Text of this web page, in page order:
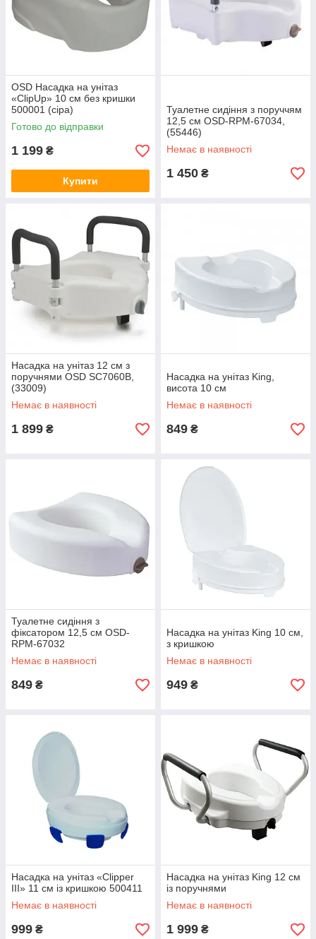
OSD Насадка на унітаз
«ClipUp» 10 см без кришки
500001 (сіра)
Готово до відправки
1 199 ₴
Купити
Туалетне сидіння з поруччям
12,5 см OSD-RPM-67034,
(55446)
Немає в наявності
1 450 ₴
Насадка на унітаз 12 см з
поручнями OSD SC7060B,
(33009)
Немає в наявності
1 899 ₴
Насадка на унітаз King,
висота 10 см
Немає в наявності
849 ₴
Туалетне сидіння з
фіксатором 12,5 см OSD-
RPM-67032
Немає в наявності
849 ₴
Насадка на унітаз King 10 см,
з кришкою
Немає в наявності
949 ₴
Насадка на унітаз «Clipper
III» 11 см із кришкою 500411
Немає в наявності
999 ₴
Насадка на унітаз King 12 см
із поручнями
Немає в наявності
1 999 ₴